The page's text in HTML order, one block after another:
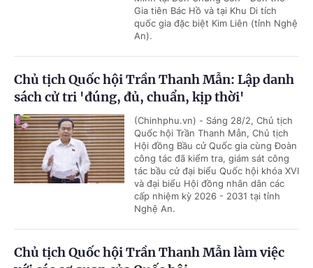
Gia tiên Bác Hồ và tại Khu Di tích
quốc gia đặc biệt Kim Liên (tỉnh Nghệ
An).
Chủ tịch Quốc hội Trần Thanh Mẫn: Lập danh
sách cử tri 'đúng, đủ, chuẩn, kịp thời'
(Chinhphu.vn) - Sáng 28/2, Chủ tịch
Quốc hội Trần Thanh Mẫn, Chủ tịch
Hội đồng Bầu cử Quốc gia cùng Đoàn
công tác đã kiểm tra, giám sát công
tác bầu cử đại biểu Quốc hội khóa XVI
và đại biểu Hội đồng nhân dân các
cấp nhiệm kỳ 2026 - 2031 tại tỉnh
Nghệ An.
Chủ tịch Quốc hội Trần Thanh Mẫn làm việc